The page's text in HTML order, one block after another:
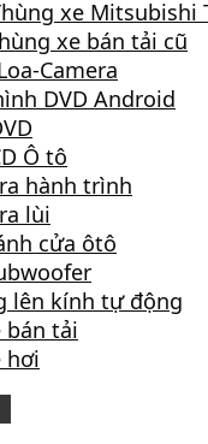
xe Mitsubishi
xe bán tải cũ
Camera
DVD Android
Ô tô
hành trình
lùi
cửa ôtô
lên kính tự động
bán tải
hơi